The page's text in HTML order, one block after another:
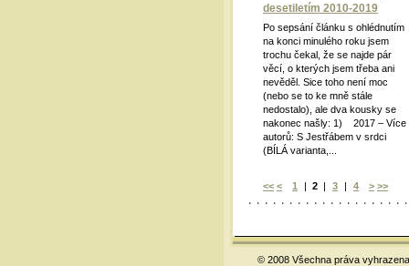
desetiletím 2010-2019
Po sepsání článku s ohlédnutím
na konci minulého roku jsem
trochu čekal, že se najde pár
věcí, o kterých jsem třeba ani
nevěděl. Sice toho není moc
(nebo se to ke mně stále
nedostalo), ale dva kousky se
nakonec našly: 1) 2017 – Více
autorů: S Jestřábem v srdci
(BÍLÁ varianta,...
<< < 1 | 2 | 3 | 4 > >>
© 2008 Všechna práva